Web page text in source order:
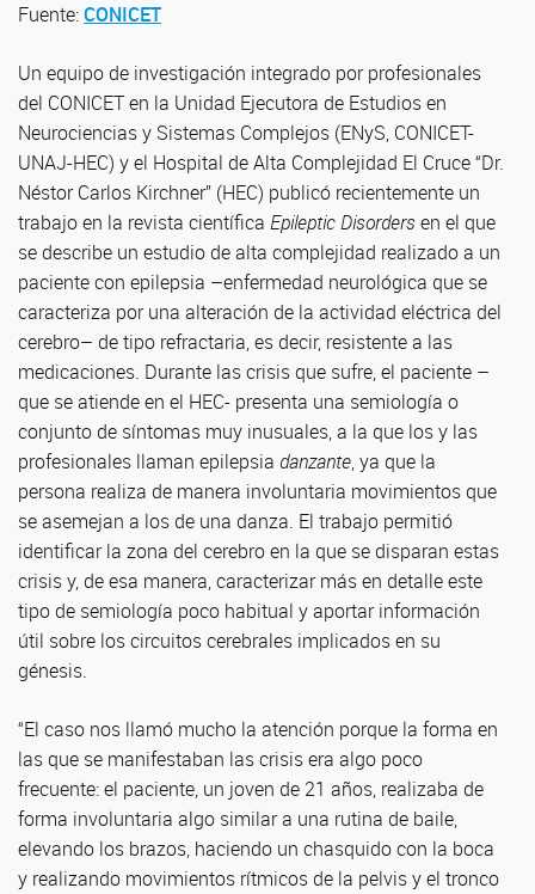
Fuente:CONICET
Un equipo de investigación integrado por profesionales
del CONICET en la Unidad Ejecutora de Estudios en
Neurociencias y Sistemas Complejos (ENyS, CONICET-
UNAJ-HEC) y el Hospital de Alta Complejidad El Cruce “Dr.
Néstor Carlos Kirchner” (HEC) publicó recientemente un
trabajo en la revista científica Epileptic Disordersen el que
se describe un estudio de alta complejidad realizado a un
paciente con epilepsia –enfermedad neurológica que se
caracteriza por una alteración de la actividad eléctrica del
cerebro– de tipo refractaria, es decir, resistente a las
medicaciones. Durante las crisis que sufre, el paciente –
que se atiende en el HEC- presenta una semiología o
conjunto de síntomas muy inusuales, a la que los y las
profesionales llaman epilepsia danzante, ya que la
persona realiza de manera involuntaria movimientos que
se asemejan a los de una danza. El trabajo permitió
identificar la zona del cerebro en la que se disparan estas
crisis y, de esa manera, caracterizar más en detalle este
tipo de semiología poco habitual y aportar información
útil sobre los circuitos cerebrales implicados en su
génesis.
“El caso nos llamó mucho la atención porque la forma en
las que se manifestaban las crisis era algo poco
frecuente: el paciente, un joven de 21 años, realizaba de
forma involuntaria algo similar a una rutina de baile,
elevando los brazos, haciendo un chasquido con la boca
y realizando movimientos rítmicos de la pelvis y el tronco